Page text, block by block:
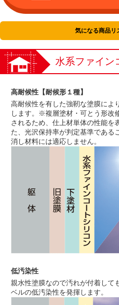
気になる商品リ
水系ファイン
高耐候性【耐候形１種】
高耐候性を有した強靭な塗膜によ
します。※複層塗材・可とう形改
されるため、仕上材単体の性能を
た、光沢保持率が判定基準である
消し材料には適応しません。
低汚染性
親水性塗膜なので汚れが付着して
ベルの低汚染性を発揮します。